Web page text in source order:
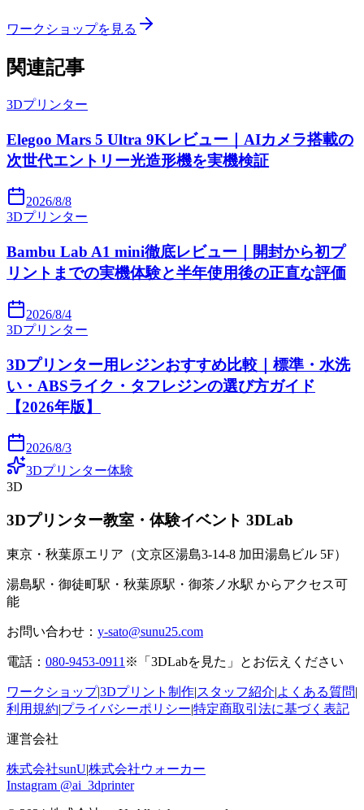
ワークショップを見る
関連記事
3Dプリンター
Elegoo Mars 5 Ultra 9Kレビュー｜AIカメラ搭載の
次世代エントリー光造形機を実機検証
2026/8/8
3Dプリンター
Bambu Lab A1 mini徹底レビュー｜開封から初プ
リントまでの実機体験と半年使用後の正直な評価
2026/8/4
3Dプリンター
3Dプリンター用レジンおすすめ比較｜標準・水洗
い・ABSライク・タフレジンの選び方ガイド
【2026年版】
2026/8/3
3Dプリンター体験
3D
3Dプリンター教室・体験イベント 3DLab
東京・秋葉原エリア（文京区湯島3-14-8 加田湯島ビル 5F）
湯島駅・御徒町駅・秋葉原駅・御茶ノ水駅 からアクセス可
能
お問い合わせ： y-sato@sunu25.com
電話： 080-9453-0911 ※「3DLabを見た」とお伝えください
ワークショップ|3Dプリント制作|スタッフ紹介|よくある質問|
利用規約|プライバシーポリシー|特定商取引法に基づく表記
運営会社
株式会社sunU|株式会社ウォーカー
Instagram @ai_3dprinter